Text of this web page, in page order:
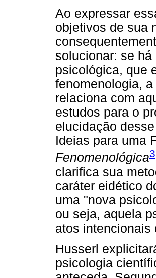
Ao expressar
objetivos de sua
solucionar: se
psicológica, que
fenomenologia,
relaciona com
estudos para o
elucidação
Ideias para uma
Fenomenológica3
clarifica sua
caráter eidético
uma "nova
ou seja, aquela
atos
Husserl
psicologia